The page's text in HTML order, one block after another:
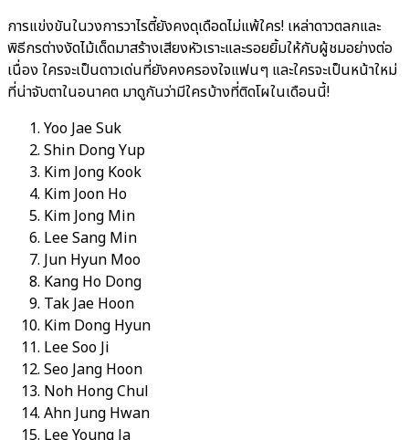
การแข่งขันในวงการวาไรตี้ยังคงดุเดือดไม่แพ้ใคร! เหล่าดาวตลกและ
พิธีกรต่างงัดไม้เด็ดมาสร้างเสียงหัวเราะและรอยยิ้มให้กับผู้ชมอย่างต่อ
เนื่อง ใครจะเป็นดาวเด่นที่ยังคงครองใจแฟนๆ และใครจะเป็นหน้าใหม่
ที่น่าจับตาในอนาคต มาดูกันว่ามีใครบ้างที่ติดโผในเดือนนี้!
Yoo Jae Suk
Shin Dong Yup
Kim Jong Kook
Kim Joon Ho
Kim Jong Min
Lee Sang Min
Jun Hyun Moo
Kang Ho Dong
Tak Jae Hoon
Kim Dong Hyun
Lee Soo Ji
Seo Jang Hoon
Noh Hong Chul
Ahn Jung Hwan